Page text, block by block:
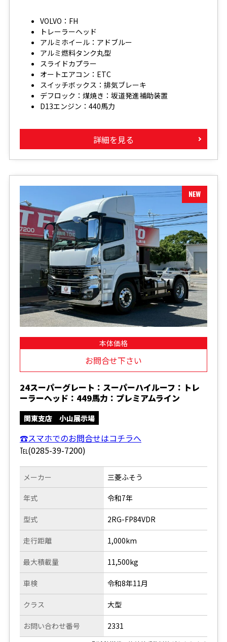
VOLVO：FH
トレーラーヘッド
アルミホイール：アドブルー
アルミ燃料タンク丸型
スライドカプラー
オートエアコン：ETC
スイッチボックス：排気ブレーキ
デフロック：煤焼き：坂道発進補助装置
D13エンジン：440馬力
詳細を見る
本体価格
お問合せ下さい
24スーパーグレート：スーパーハイルーフ：トレ
ーラーヘッド：449馬力：プレミアムライン
関東支店 小山展示場
☎スマホでのお問合せはコチラへ
℡(0285-39-7200)
メーカー
年式
型式
走行距離
三菱ふそう
令和7年
2RG-FP84VDR
1,000km
最大積載量
車検
クラス
お問い合わせ番号
11,500kg
令和8年11月
大型
2331